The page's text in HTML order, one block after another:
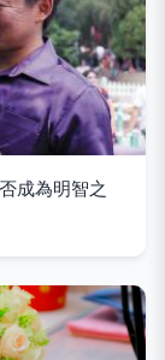
成為明智之